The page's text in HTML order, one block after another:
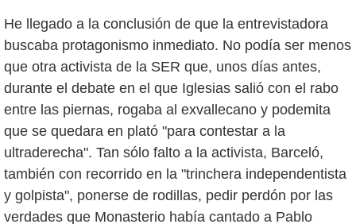
He llegado a la conclusión de que la entrevistadora
buscaba protagonismo inmediato. No podía ser menos
que otra activista de la SER que, unos días antes,
durante el debate en el que Iglesias salió con el rabo
entre las piernas, rogaba al exvallecano y podemita
que se quedara en plató "para contestar a la
ultraderecha". Tan sólo falto a la activista, Barceló,
también con recorrido en la "trinchera independentista
y golpista", ponerse de rodillas, pedir perdón por las
verdades que Monasterio había cantado a Pablo